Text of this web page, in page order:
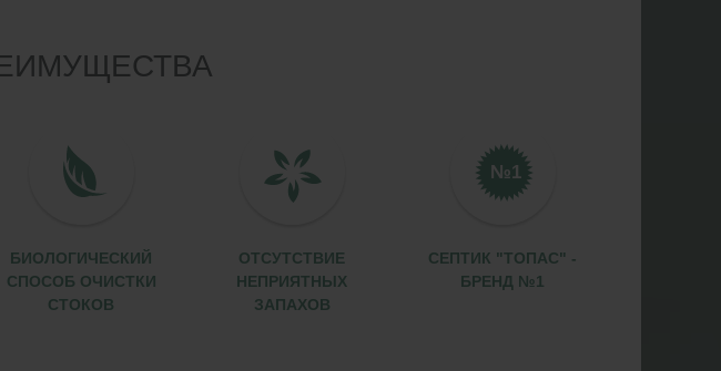
БИОЛОГИЧЕСКИЙ
СПОСОБ ОЧИСТКИ
СТОКОВ
ОТСУТСТВИЕ
НЕПРИЯТНЫХ
ЗАПАХОВ
СЕПТИК "ТОПАС" -
БРЕНД №1